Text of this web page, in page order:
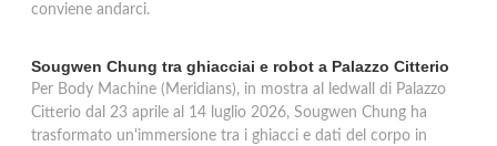
conviene andarci.
Sougwen Chung tra ghiacciai e robot a Palazzo Citterio
Per Body Machine (Meridians), in mostra al ledwall di Palazzo
Citterio dal 23 aprile al 14 luglio 2026, Sougwen Chung ha
trasformato un'immersione tra i ghiacci e dati del corpo in